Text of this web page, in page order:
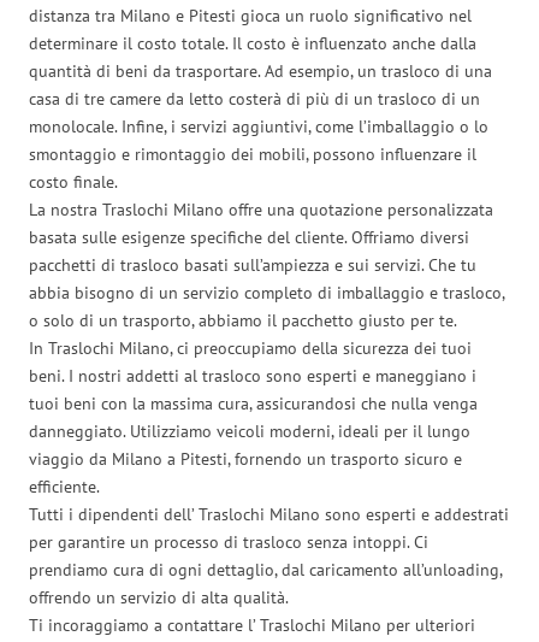
distanza tra Milano e Pitesti gioca un ruolo significativo nel
determinare il costo totale. Il costo è influenzato anche dalla
quantità di beni da trasportare. Ad esempio, un trasloco di una
casa di tre camere da letto costerà di più di un trasloco di un
monolocale. Infine, i servizi aggiuntivi, come l’imballaggio o lo
smontaggio e rimontaggio dei mobili, possono influenzare il
costo finale.
La nostra Traslochi Milano offre una quotazione personalizzata
basata sulle esigenze specifiche del cliente. Offriamo diversi
pacchetti di trasloco basati sull’ampiezza e sui servizi. Che tu
abbia bisogno di un servizio completo di imballaggio e trasloco,
o solo di un trasporto, abbiamo il pacchetto giusto per te.
In Traslochi Milano, ci preoccupiamo della sicurezza dei tuoi
beni. I nostri addetti al trasloco sono esperti e maneggiano i
tuoi beni con la massima cura, assicurandosi che nulla venga
danneggiato. Utilizziamo veicoli moderni, ideali per il lungo
viaggio da Milano a Pitesti, fornendo un trasporto sicuro e
efficiente.
Tutti i dipendenti dell’ Traslochi Milano sono esperti e addestrati
per garantire un processo di trasloco senza intoppi. Ci
prendiamo cura di ogni dettaglio, dal caricamento all’unloading,
offrendo un servizio di alta qualità.
Ti incoraggiamo a contattare l’ Traslochi Milano per ulteriori